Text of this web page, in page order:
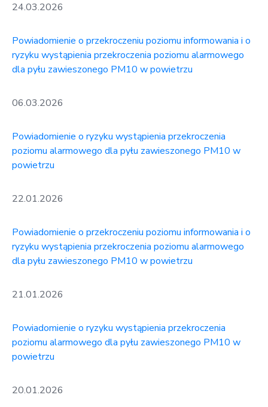
24.03.2026
Powiadomienie o przekroczeniu poziomu informowania i o
ryzyku wystąpienia przekroczenia poziomu alarmowego
dla pyłu zawieszonego PM10 w powietrzu
06.03.2026
Powiadomienie o ryzyku wystąpienia przekroczenia
poziomu alarmowego dla pyłu zawieszonego PM10 w
powietrzu
22.01.2026
Powiadomienie o przekroczeniu poziomu informowania i o
ryzyku wystąpienia przekroczenia poziomu alarmowego
dla pyłu zawieszonego PM10 w powietrzu
21.01.2026
Powiadomienie o ryzyku wystąpienia przekroczenia
poziomu alarmowego dla pyłu zawieszonego PM10 w
powietrzu
20.01.2026